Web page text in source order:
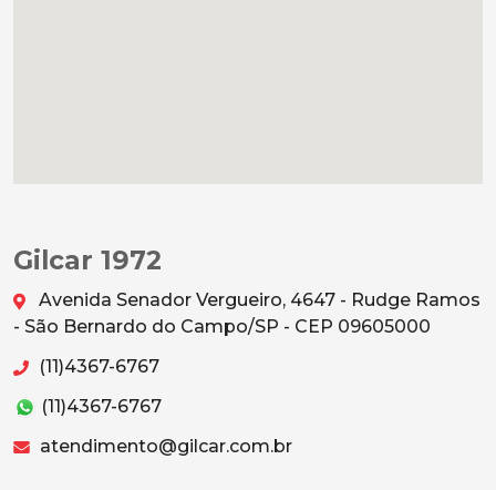
Gilcar 1972
Avenida Senador Vergueiro, 4647 - Rudge Ramos
- São Bernardo do Campo/SP - CEP 09605000
(11)4367-6767
(11)4367-6767
atendimento@gilcar.com.br